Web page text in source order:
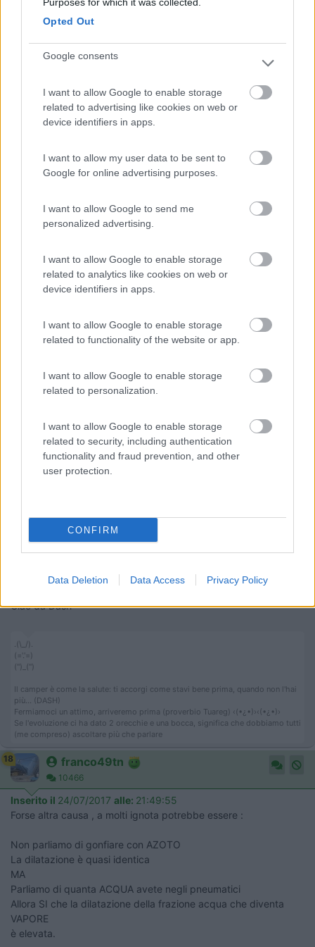
Opted Out
Google consents
I want to allow Google to enable storage
related to advertising like cookies on web or
device identifiers in apps.
I want to allow my user data to be sent to
Google for online advertising purposes.
I want to allow Google to send me
personalized advertising.
I want to allow Google to enable storage
related to analytics like cookies on web or
device identifiers in apps.
I want to allow Google to enable storage
related to functionality of the website or app.
I want to allow Google to enable storage
related to personalization.
I want to allow Google to enable storage
related to security, including authentication
functionality and fraud prevention, and other
user protection.
CONFIRM
Data Deletion Data Access Privacy Policy
8136
In risposta al messaggio dimasivodel24/07/2017alle 20:38:24
Se una gomma scoppia c'è sempre una causa, e nel 99% è colpa nostra...
indubbiamente hai gomme buone e guida accorta (prudente)
profilo di Faoo vedo Ford Transit, quindi potrebbe benissimo
del manuale della mia meccanica (IVECO gemellato)
a 3,5 bar le mie 4 gomme 195/75R16 possono supportare 2890
Kg sull'asse posteriore. Più che sufficiente!
Ciao da Dash
.(\_/).
(='.'=)
('')_('')
Il camper è come la salute: ti accorgi come stavi bene prima, quando non l'hai
più... (DASH)
Fermiamoci un attimo, arriveremo prima (proverbio Tuareg) ‹(•¿•)›‹(•¿•)›
Se l'evoluzione ci ha dato 2 orecchie e una bocca, significa che dobbiamo tutti
(me compreso) ascoltare più che parlare
18 franco49tn
10466
Inserito il 24/07/2017 alle: 21:49:55
Forse altra causa , a molti ignota potrebbe essere :
Non parliamo di gonfiare con AZOTO
La dilatazione è quasi identica
MA
Parliamo di quanta ACQUA avete negli pneumatici
Allora SI che la dilatazione della frazione acqua che diventa
VAPORE
è elevata.